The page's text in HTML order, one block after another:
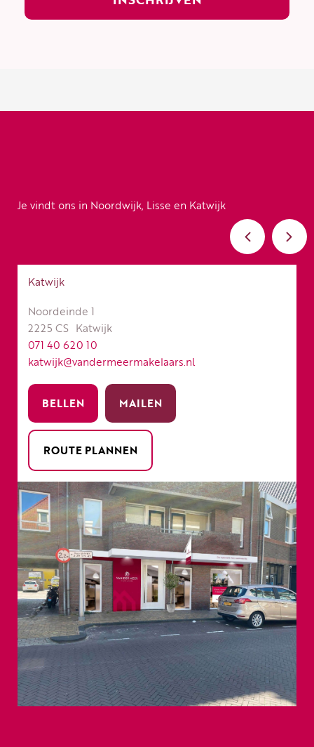
Je vindt ons in Noordwijk, Lisse en Katwijk
Katwijk
Noordeinde 1
2225 CS Katwijk
071 40 620 10
katwijk@vandermeermakelaars.nl
BELLEN MAILEN
ROUTE PLANNEN